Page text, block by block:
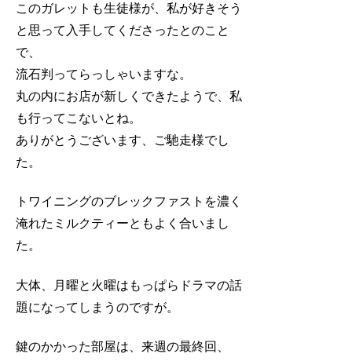
このガレットも生徒様が、私が好きそう
と思って入手してくださったとのこと
で、
流石判ってらっしゃいますな。
丸の内にお店が新しくできたようで、私
も行ってこないとね。
ありがとうございます、ご馳走様でし
た。
トワイニングのブレックファストを濃く
淹れたミルクティーともよく合いまし
た。
大体、月曜と火曜はもっぱらドラマの話
題になってしまうのですが。
鍵のかかった部屋は、来週の最終回、